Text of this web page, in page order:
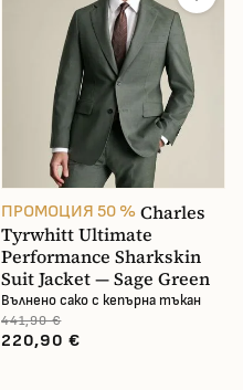
ПРОМОЦИЯ 50 % Charles
Tyrwhitt Ultimate
Performance Sharkskin
Suit Jacket — Sage Green
Вълнено сако с кепърна тъкан
441,90 €
220,90 €